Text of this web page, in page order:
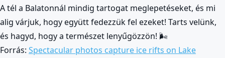
A tél a Balatonnál mindig tartogat meglepetéseket, és mi
alig várjuk, hogy együtt fedezzük fel ezeket! Tarts velünk,
és hagyd, hogy a természet lenyűgözzön! 🌬️
Forrás: Spectacular photos capture ice rifts on Lake